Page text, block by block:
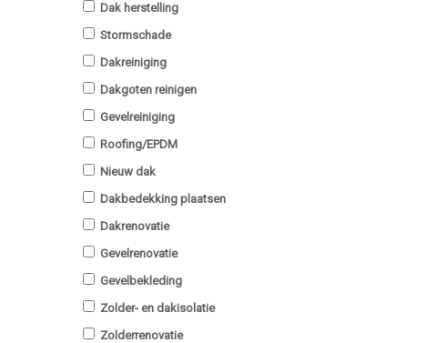
Dak herstelling
Stormschade
Dakreiniging
Dakgoten reinigen
Gevelreiniging
Roofing/EPDM
Nieuw dak
Dakbedekking plaatsen
Dakrenovatie
Gevelrenovatie
Gevelbekleding
Zolder- en dakisolatie
Zolderrenovatie